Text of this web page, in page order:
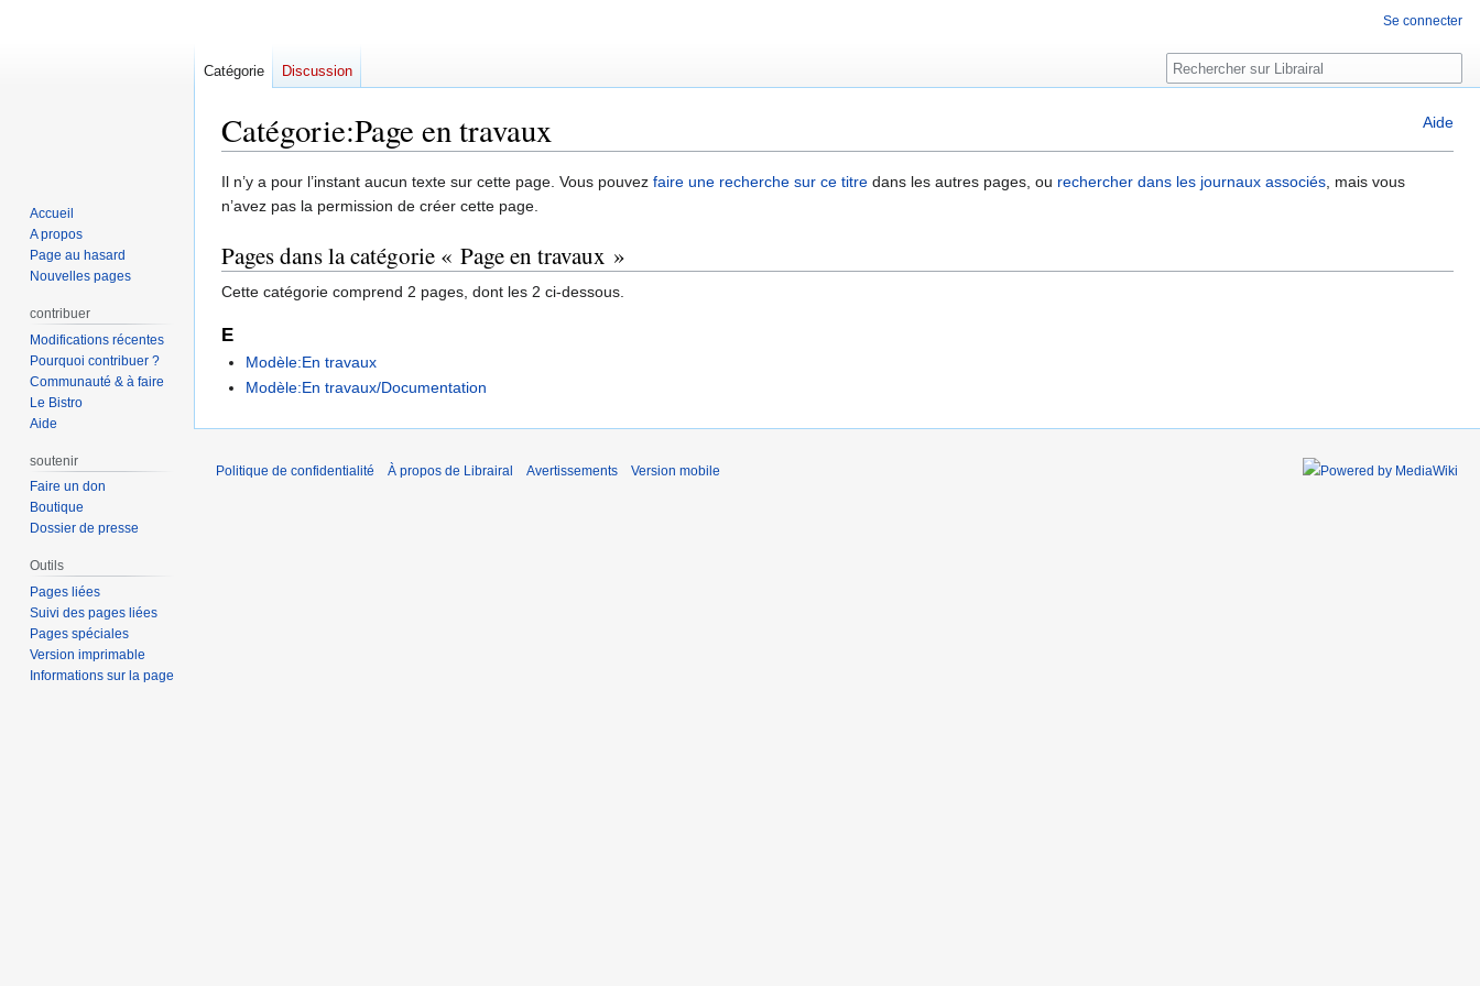
Aide
Catégorie:Page en travaux
Aller
à
navigation
Aller
à
recherche
Il n’y a pour l’instant aucun texte sur cette page. Vous pouvez faire une recherche sur ce titre dans les autres pages, ou rechercher dans les journaux associés, mais vous
n’avez pas la permission de créer cette page.
Pages dans la catégorie « Page en travaux »
Cette catégorie comprend 2 pages, dont les 2 ci-dessous.
E
Modèle:En travaux
Modèle:En travaux/Documentation
Se connecter
Catégorie Discussion Rechercher
Accueil
A propos
Page au hasard
Nouvelles pages
contribuer
Modifications récentes
Pourquoi contribuer ?
Communauté & à faire
Le Bistro
Aide
soutenir
Faire un don
Boutique
Dossier de presse
Outils
Pages liées
Suivi des pages liées
Pages spéciales
Version imprimable
Informations sur la page
Politique de confidentialité À propos de Librairal Avertissements Version mobile